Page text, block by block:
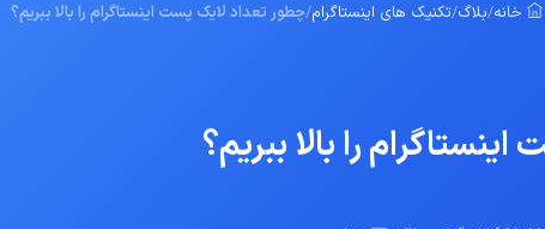
خانه/بلاگ/تکنیک های اینستاگرام/چطور تعداد لایک پست اینستاگرام را بالا ببریم؟
را بالا ببریم؟